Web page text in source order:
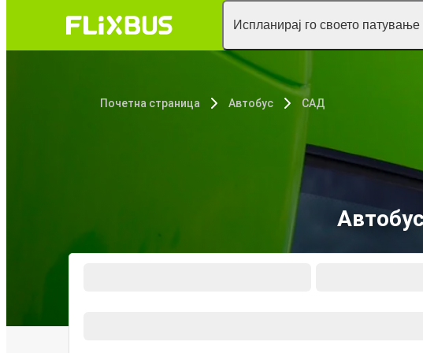
Испланирај го своето патување
Почетна страница Автобус САД